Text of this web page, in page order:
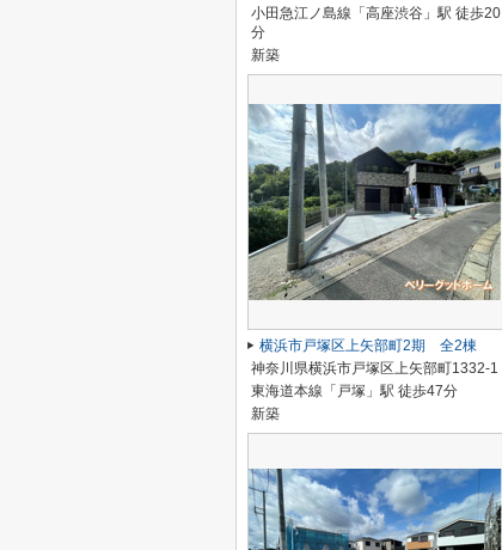
小田急江ノ島線「高座渋谷」駅 徒歩20
分
新築
横浜市戸塚区上矢部町2期 全2棟
神奈川県横浜市戸塚区上矢部町1332-1
東海道本線「戸塚」駅 徒歩47分
新築